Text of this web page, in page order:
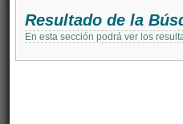
Resultado de la
En esta sección podrá ver los